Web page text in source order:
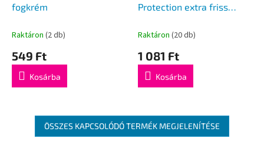
fogkrém
Raktáron (2 db)
549 Ft
Kosárba
Protection extra friss
Raktáron (20 db)
1 081 Ft
Kosárba
ÖSSZES KAPCSOLÓDÓ TERMÉK MEGJELENÍTÉSE